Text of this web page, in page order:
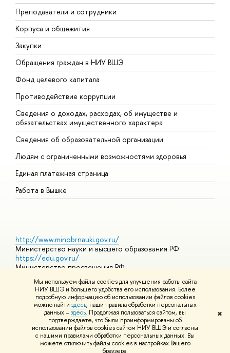
Мы используем файлы cookies для улучшения работы сайта
НИУ ВШЭ и большего удобства его использования. Более
подробную информацию об использовании файлов cookies
можно найти здесь, наши правила обработки персональных
данных –здесь. Продолжая пользоваться сайтом, вы
подтверждаете, что были проинформированы об
использовании файлов cookies сайтом НИУ ВШЭ и согласны
с нашими правилами обработки персональных данных. Вы
можете отключить файлы cookies в настройках Вашего
браузера.
✖
Преподаватели и сотрудники
Корпуса и общежития
Закупки
Обращения граждан в НИУ ВШЭ
Фонд целевого капитала
Противодействие коррупции
Сведения о доходах, расходах, об имуществе и
обязательствах имущественного характера
Сведения об образовательной организации
Людям с ограниченными возможностями здоровья
Единая платежная страница
Работа в Вышке
http://www.minobrnauki.gov.ru/
Министерство науки и высшего образования РФ
https://edu.gov.ru/
Министерство просвещения РФ
Массовые открытые онлайн-курсы
© НИУ ВШЭ 1993–2026 Адреса и контактыУсловия
использования материалов Политика конфиденциальности
Шрифты HSE Sans и HSE Slab разработаны вШколе дизайна НИУ